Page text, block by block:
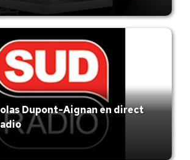
Dupont-Aignan en direct